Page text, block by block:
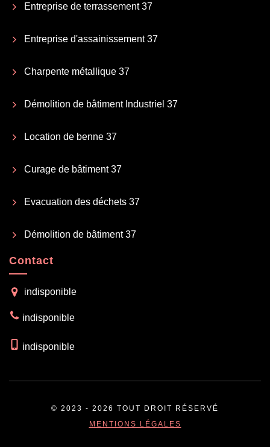
Entreprise de terrassement 37
Entreprise d'assainissement 37
Charpente métallique 37
Démolition de bâtiment Industriel 37
Location de benne 37
Curage de bâtiment 37
Evacuation des déchets 37
Démolition de bâtiment 37
Contact
indisponible
indisponible
indisponible
© 2023 - 2026 TOUT DROIT RÉSERVÉ
MENTIONS LÉGALES